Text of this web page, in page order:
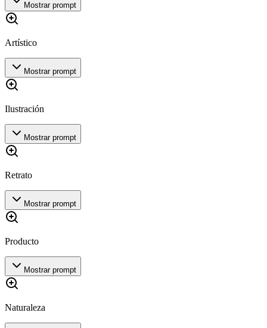
Mostrar prompt
Artístico
Mostrar prompt
Ilustración
Mostrar prompt
Retrato
Mostrar prompt
Producto
Mostrar prompt
Naturaleza